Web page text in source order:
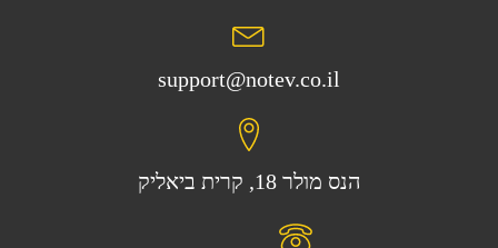
support@notev.co.il
הנס מולר 18, קרית ביאליק